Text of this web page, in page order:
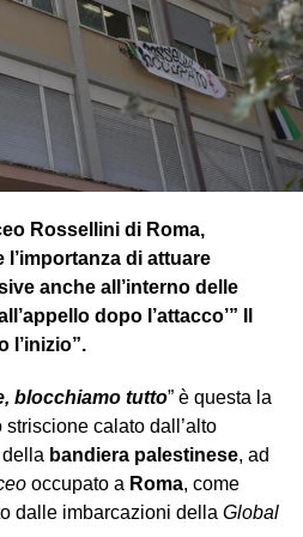
dei suoi compagni e il tempo
risvegliato dal congelamento
che è stata vinta e l’Hydra
non è più come lo aveva
da Vedova Nera
sotto copertura. In una di
insieme all’agente Romanoff
lo S.H.I.E.L.D c’è una
che l’Hydra è
che l’organizzazione ha
più minacciosi e letali per
Rossellini di Roma,
di attuare
anche all’interno delle
dopo l’attacco’” Il
l’inizio”.
blocchiamo tutto” è questa la
calato dall’alto
bandiera palestinese, ad
occupato a Roma, come
dalle imbarcazioni della Global